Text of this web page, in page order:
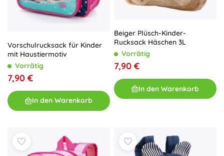
Vorschulrucksack für Kinder
mit Haustiermotiv
Vorrätig
7,90 €
In den Warenkorb
Beiger Plüsch-Kinder-
Rucksack Häschen 3L
Vorrätig
7,90 €
In den Warenkorb